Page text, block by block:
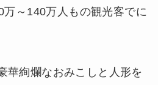
～140万人もの観光客でに
華絢爛なおみこしと人形を